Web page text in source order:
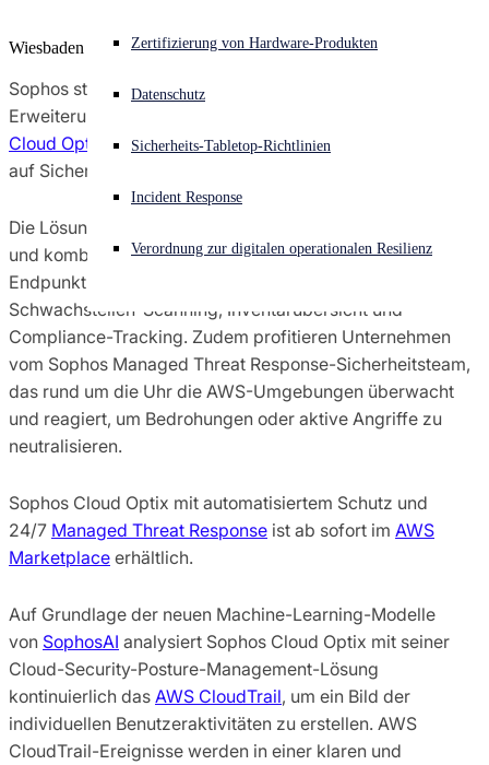
Akuter Cyberangriff? Fordern Sie Sofort-Hilfe an
Open search
Deutsch Open language switcher
Zertifizierung von Hardware-Produkten
Datenschutz
Sicherheits-Tabletop-Richtlinien
Incident Response
Verordnung zur digitalen operationalen Resilienz
Auszeichnungen
Pressekontakte
Wiesbaden
Sophos stellt seine AWS (Amazon Web Services)-
Erweiterungen für Sophos Cloud Optix vor. Neu in
Cloud Optix
ist die automatisierte Erkennung und Reaktion
auf Sicherheitsvorfälle in der AWS-Infrastruktur.
Die Lösung wurde speziell für AWS-Kunden entwickelt
und kombiniert Cloud Security Posture Management,
Endpunkt-, Cloud-Workload- sowie Netzwerksicherheit,
Schwachstellen-Scanning, Inventarübersicht und
Compliance-Tracking. Zudem profitieren Unternehmen
vom Sophos Managed Threat Response-Sicherheitsteam,
das rund um die Uhr die AWS-Umgebungen überwacht
und reagiert, um Bedrohungen oder aktive Angriffe zu
neutralisieren.
Sophos Cloud Optix mit automatisiertem Schutz und
24/7 Managed Threat Response ist ab sofort im AWS
Marketplace erhältlich.
Auf Grundlage der neuen Machine-Learning-Modelle
von SophosAI analysiert Sophos Cloud Optix mit seiner
Cloud-Security-Posture-Management-Lösung
kontinuierlich das AWS CloudTrail, um ein Bild der
individuellen Benutzeraktivitäten zu erstellen. AWS
CloudTrail-Ereignisse werden in einer klaren und